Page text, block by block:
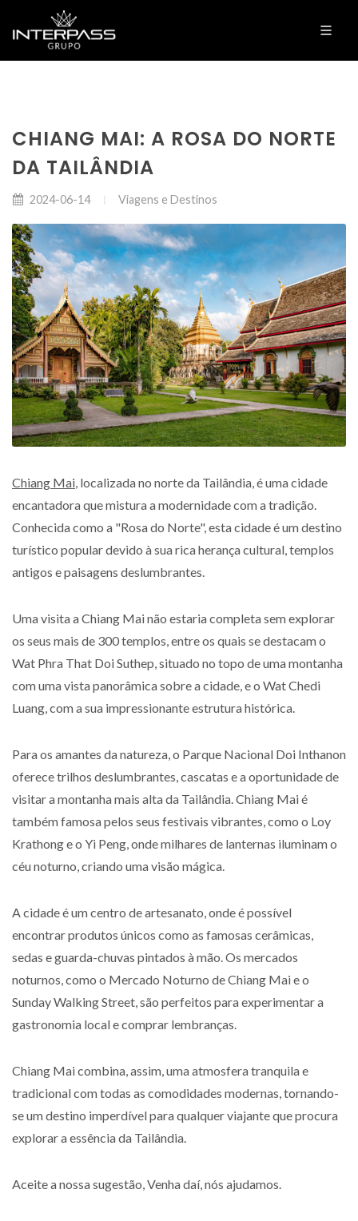
CHIANG MAI: A ROSA DO NORTE
DA TAILÂNDIA
2024-06-14 Viagens e Destinos
Chiang Mai , localizada no norte da Tailândia, é uma cidade
encantadora que mistura a modernidade com a tradição.
Conhecida como a "Rosa do Norte", esta cidade é um destino
turístico popular devido à sua rica herança cultural, templos
antigos e paisagens deslumbrantes.
Uma visita a Chiang Mai não estaria completa sem explorar
os seus mais de 300 templos, entre os quais se destacam o
Wat Phra That Doi Suthep, situado no topo de uma montanha
com uma vista panorâmica sobre a cidade, e o Wat Chedi
Luang, com a sua impressionante estrutura histórica.
Para os amantes da natureza, o Parque Nacional Doi Inthanon
oferece trilhos deslumbrantes, cascatas e a oportunidade de
visitar a montanha mais alta da Tailândia. Chiang Mai é
também famosa pelos seus festivais vibrantes, como o Loy
Krathong e o Yi Peng, onde milhares de lanternas iluminam o
céu noturno, criando uma visão mágica.
A cidade é um centro de artesanato, onde é possível
encontrar produtos únicos como as famosas cerâmicas,
sedas e guarda-chuvas pintados à mão. Os mercados
noturnos, como o Mercado Noturno de Chiang Mai e o
Sunday Walking Street, são perfeitos para experimentar a
gastronomia local e comprar lembranças.
Chiang Mai combina, assim, uma atmosfera tranquila e
tradicional com todas as comodidades modernas, tornando-
se um destino imperdível para qualquer viajante que procura
explorar a essência da Tailândia.
Aceite a nossa sugestão, Venha daí, nós ajudamos.